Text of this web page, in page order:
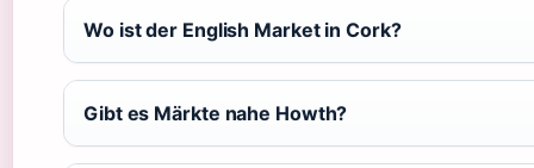
Wo ist der English Market in Cork?
Gibt es Märkte nahe Howth?